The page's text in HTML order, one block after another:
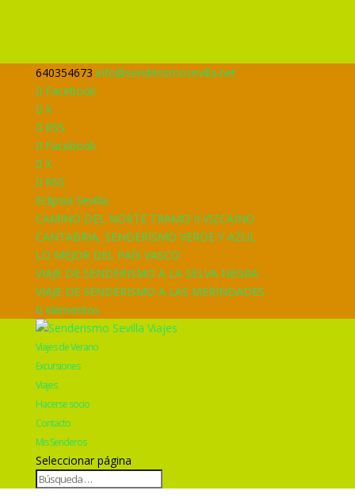
640354673 info@senderismosevilla.net
Facebook
X
RSS
Facebook
X
RSS
Eclipsia Sevilla
CAMINO DEL NORTE TRAMO II VIZCAINO
CANTABRIA, SENDERISMO VERDE Y AZUL
LO MEJOR DEL PAÍS VASCO
VIAJE DE SENDERISMO A LA SELVA NEGRA
VIAJE DE SENDERISMO A LAS MERINDADES
0 elementos
Viajes de Verano
Excursiones
Viajes
Hacerse socio
Contacto
Mis Senderos
Seleccionar página